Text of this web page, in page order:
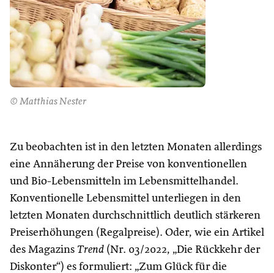
© Matthias Nester
Zu beobachten ist in den letzten Monaten allerdings
eine Annäherung der Preise von konventionellen
und Bio-Lebensmitteln im Lebensmittelhandel.
Konventionelle Lebensmittel unterliegen in den
letzten Monaten durchschnittlich deutlich stärkeren
Preiserhöhungen (Regalpreise). Oder, wie ein Artikel
des Magazins Trend (Nr. 03/2022, „Die Rückkehr der
Diskonter“) es formuliert: „Zum Glück für die